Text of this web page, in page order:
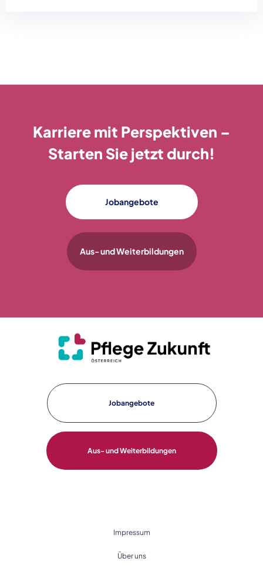
Karriere mit Perspektiven –
Starten Sie jetzt durch!
Jobangebote
Aus- und Weiterbildungen
Jobangebote
Aus- und Weiterbildungen
Impressum
Über uns